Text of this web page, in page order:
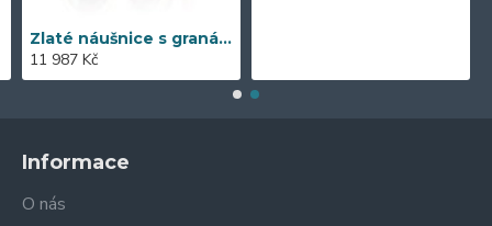
Zlaté náušnice s granátem 585/1000, 3,57 gr - 73805E002
11 987 Kč
Informace
O nás